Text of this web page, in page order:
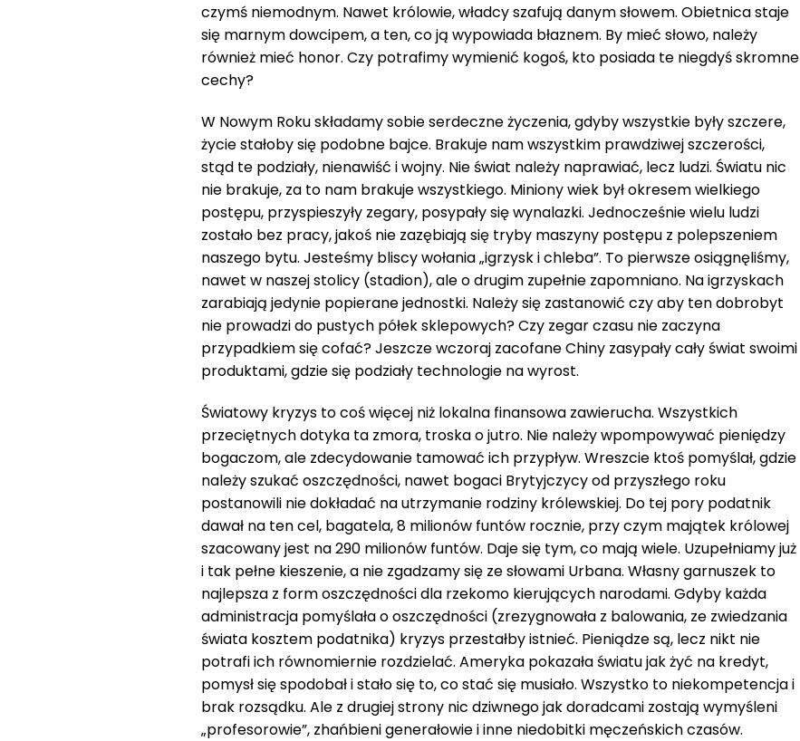
czymś niemodnym. Nawet królowie, władcy szafują danym słowem. Obietnica staje
się marnym dowcipem, a ten, co ją wypowiada błaznem. By mieć słowo, należy
również mieć honor. Czy potrafimy wymienić kogoś, kto posiada te niegdyś skromne
cechy?
W Nowym Roku składamy sobie serdeczne życzenia, gdyby wszystkie były szczere,
życie stałoby się podobne bajce. Brakuje nam wszystkim prawdziwej szczerości,
stąd te podziały, nienawiść i wojny. Nie świat należy naprawiać, lecz ludzi. Światu nic
nie brakuje, za to nam brakuje wszystkiego. Miniony wiek był okresem wielkiego
postępu, przyspieszyły zegary, posypały się wynalazki. Jednocześnie wielu ludzi
zostało bez pracy, jakoś nie zazębiają się tryby maszyny postępu z polepszeniem
naszego bytu. Jesteśmy bliscy wołania „igrzysk i chleba”. To pierwsze osiągnęliśmy,
nawet w naszej stolicy (stadion), ale o drugim zupełnie zapomniano. Na igrzyskach
zarabiają jedynie popierane jednostki. Należy się zastanowić czy aby ten dobrobyt
nie prowadzi do pustych półek sklepowych? Czy zegar czasu nie zaczyna
przypadkiem się cofać? Jeszcze wczoraj zacofane Chiny zasypały cały świat swoimi
produktami, gdzie się podziały technologie na wyrost.
Światowy kryzys to coś więcej niż lokalna finansowa zawierucha. Wszystkich
przeciętnych dotyka ta zmora, troska o jutro. Nie należy wpompowywać pieniędzy
bogaczom, ale zdecydowanie tamować ich przypływ. Wreszcie ktoś pomyślał, gdzie
należy szukać oszczędności, nawet bogaci Brytyjczycy od przyszłego roku
postanowili nie dokładać na utrzymanie rodziny królewskiej. Do tej pory podatnik
dawał na ten cel, bagatela, 8 milionów funtów rocznie, przy czym majątek królowej
szacowany jest na 290 milionów funtów. Daje się tym, co mają wiele. Uzupełniamy już
i tak pełne kieszenie, a nie zgadzamy się ze słowami Urbana. Własny garnuszek to
najlepsza z form oszczędności dla rzekomo kierujących narodami. Gdyby każda
administracja pomyślała o oszczędności (zrezygnowała z balowania, ze zwiedzania
świata kosztem podatnika) kryzys przestałby istnieć. Pieniądze są, lecz nikt nie
potrafi ich równomiernie rozdzielać. Ameryka pokazała światu jak żyć na kredyt,
pomysł się spodobał i stało się to, co stać się musiało. Wszystko to niekompetencja i
brak rozsądku. Ale z drugiej strony nic dziwnego jak doradcami zostają wymyśleni
„profesorowie”, zhańbieni generałowie i inne niedobitki męczeńskich czasów.